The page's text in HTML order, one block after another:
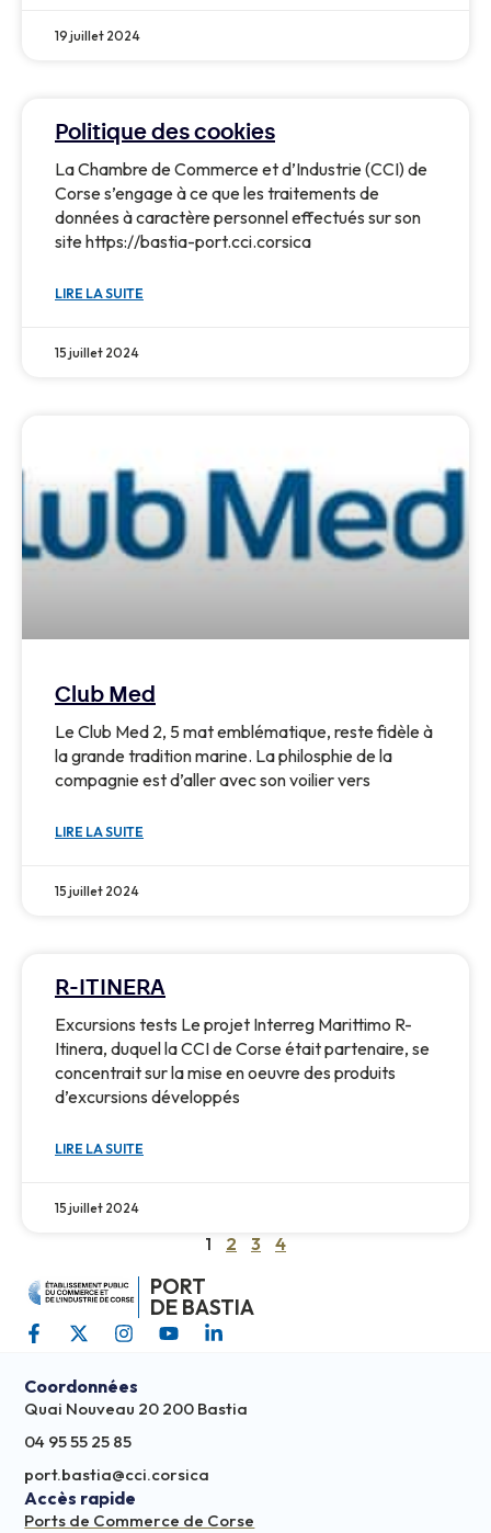
19 juillet 2024
Politique des cookies
La Chambre de Commerce et d’Industrie (CCI) de
Corse s’engage à ce que les traitements de
données à caractère personnel effectués sur son
site https://bastia-port.cci.corsica
LIRE LA SUITE
15 juillet 2024
Club Med
Le Club Med 2, 5 mat emblématique, reste fidèle à
la grande tradition marine. La philosphie de la
compagnie est d’aller avec son voilier vers
LIRE LA SUITE
15 juillet 2024
R-ITINERA
Excursions tests Le projet Interreg Marittimo R-
Itinera, duquel la CCI de Corse était partenaire, se
concentrait sur la mise en oeuvre des produits
d’excursions développés
LIRE LA SUITE
15 juillet 2024
1 2 3 4
PORT
DE BASTIA
Coordonnées
Quai Nouveau 20 200 Bastia
04 95 55 25 85
port.bastia@cci.corsica
Accès rapide
Ports de Commerce de Corse